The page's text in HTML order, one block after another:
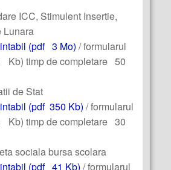
ICC, Stimulent Insertie,
Lunara
(pdf 3 Mo) / formularul
Kb) timp de completare 50
de Stat
(pdf 350 Kb) / formularul
Kb) timp de completare 30
sociala bursa scolara
(pdf 41 Kb) / formularul